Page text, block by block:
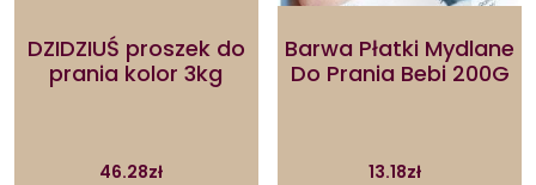
DZIDZIUŚ proszek do
prania kolor 3kg
46.28zł
Barwa Płatki Mydlane
Do Prania Bebi 200G
13.18zł